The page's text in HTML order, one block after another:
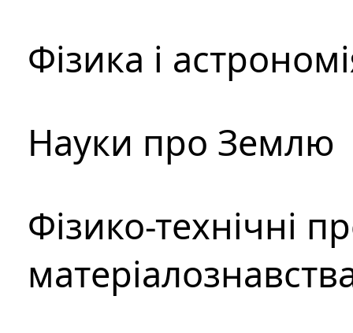
Фізика і
Науки про Землю
Фізико-технічні